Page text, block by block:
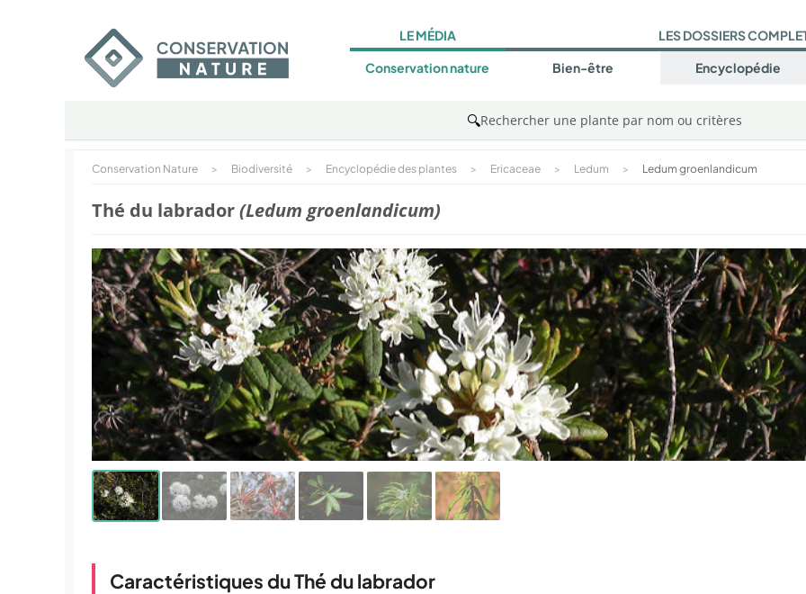
LE MÉDIA
Conservation nature
LES DOSSIERS
Bien-être Encyclopédie
🔍Rechercher une plante par nom ou critères
Conservation Nature > Biodiversité > Encyclopédie des plantes > Ericaceae > Ledum > Ledum groenlandicum
Thé du labrador(Ledum groenlandicum)
Caractéristiques du Thé du labrador